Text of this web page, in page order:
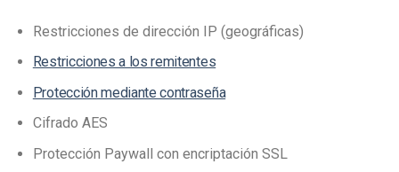
Restricciones de dirección IP (geográficas)
Restricciones a los remitentes
Protección mediante contraseña
Cifrado AES
Protección Paywall con encriptación SSL